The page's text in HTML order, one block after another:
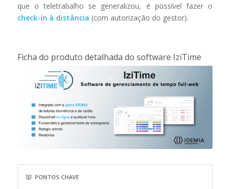
que o teletrabalho se generalizou, é possível fazer o
check-in à distância (com autorização do gestor).
Ficha do produto detalhada do software IziTime
PONTOS CHAVE